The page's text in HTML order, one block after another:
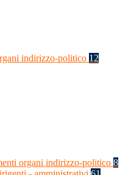
indirizzo-politico 12
organi indirizzo-politico 8